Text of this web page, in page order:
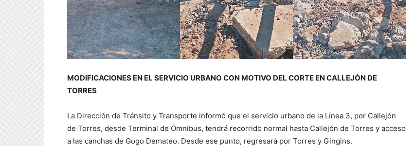
MODIFICACIONES EN EL SERVICIO URBANO CON MOTIVO DEL CORTE EN CALLEJÓN DE
TORRES
La Dirección de Tránsito y Transporte informó que el servicio urbano de la Línea 3, por Callejón
de Torres, desde Terminal de Ómnibus, tendrá recorrido normal hasta Callejón de Torres y acceso
a las canchas de Gogo Demateo. Desde ese punto, regresará por Torres y Gingins.